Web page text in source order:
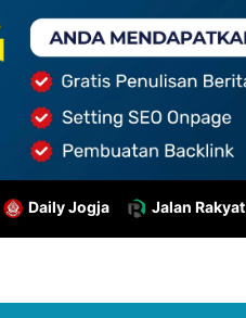
Daily Jogja Jalan Rakyat